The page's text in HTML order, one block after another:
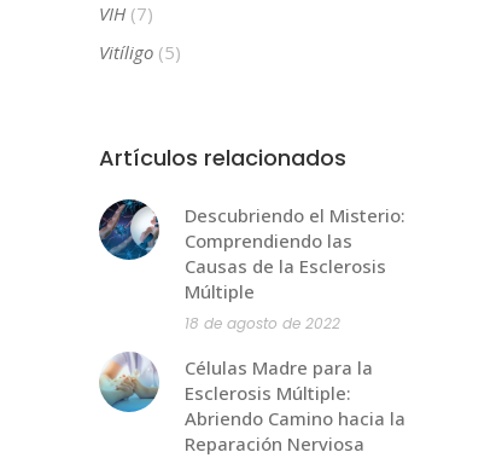
VIH(7)
Vitíligo(5)
Artículos relacionados
Descubriendo el Misterio:
Comprendiendo las
Causas de la Esclerosis
Múltiple
18 de agosto de 2022
Células Madre para la
Esclerosis Múltiple:
Abriendo Camino hacia la
Reparación Nerviosa